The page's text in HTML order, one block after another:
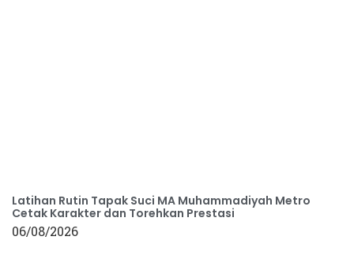
Latihan Rutin Tapak Suci MA Muhammadiyah Metro
Cetak Karakter dan Torehkan Prestasi
06/08/2026